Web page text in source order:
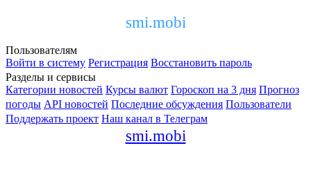
smi.mobi
Пользователям
Войти в систему Регистрация Восстановить пароль
Разделы и сервисы
Категории новостей Курсы валют Гороскоп на 3 дня Прогноз
погоды API новостей Последние обсуждения Пользователи
Поддержать проект Наш канал в Телеграм
smi.mobi